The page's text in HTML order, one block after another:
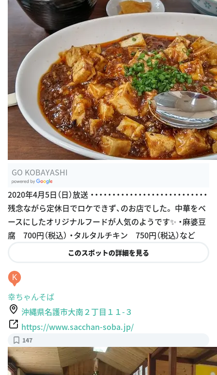
GO KOBAYASHI
oogle Plac
es
2020年4月5日（日）放送 ・・・・・・・・・・・・・・・・・・・・・・・・・・・
残念ながら定休日でロケできず、のお店でした。 中華をベ
ースにしたオリジナルフードが人気のようです✨ ・麻婆豆
腐 700円（税込） ・タルタルチキン 750円（税込）など
このスポットの詳細を見る
K
幸ちゃんそば
沖縄県名護市大南２丁目１１-３
https://www.sacchan-soba.jp/
147